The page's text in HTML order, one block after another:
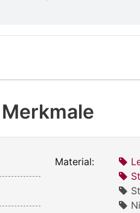
Merkmale
Material: